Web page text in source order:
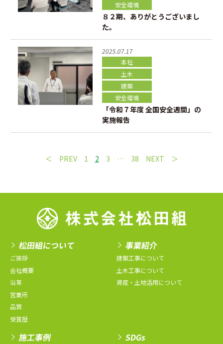
安全環境
８２期、ありがとうございまし
た。
2025.07.17
本社
土木
建築
安全環境
「令和７年度 全国安全週間」の
実施報告
PREV 1 2 3 … 38 NEXT
松田組について
ご挨拶
会社概要
沿革
営業所
品質
受賞歴
事業紹介
建築工事について
土木工事について
資産・土地活用について
施工事例 SDGs